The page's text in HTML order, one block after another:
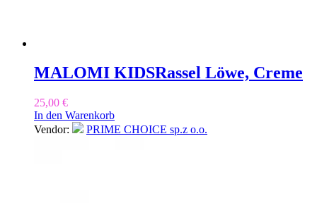
MALOMI KIDSRassel Löwe, Creme
25,00 €
In den Warenkorb
Vendor:
PRIME CHOICE sp.z o.o.